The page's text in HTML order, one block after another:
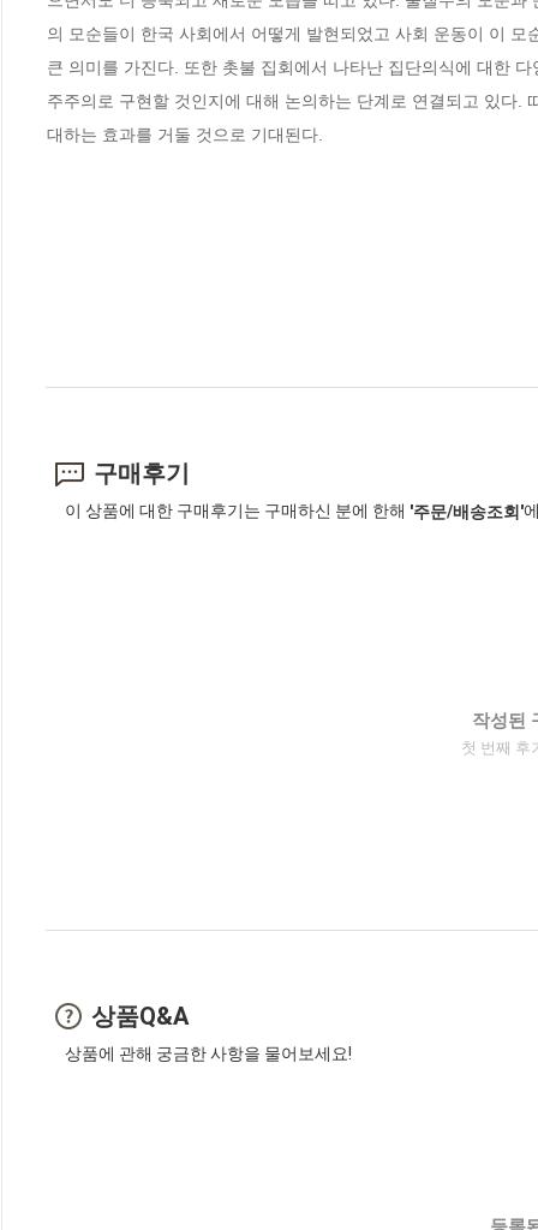
의 모순들이 한국 사회에서 어떻게 발현되었고 사회 운동이 이
큰 의미를 가진다. 또한 촛불 집회에서 나타난 집단의식에 대한
주주의로 구현할 것인지에 대해 논의하는 단계로 연결되고 있다.
대하는 효과를 거둘 것으로 기대된다.
구매후기
이 상품에 대한 구매후기는 구매하신 분에 한해 '주문/배송조회'
작성된
첫 번째 후
상품Q&A
상품에 관해 궁금한 사항을 물어보세요!